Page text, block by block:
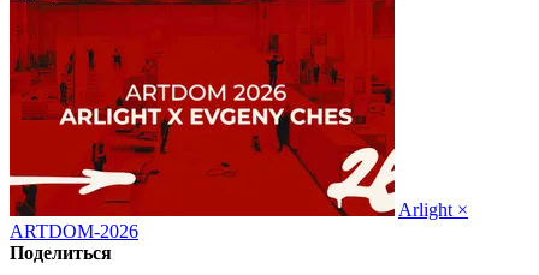
Arlight ×
ARTDOM-2026
Поделиться